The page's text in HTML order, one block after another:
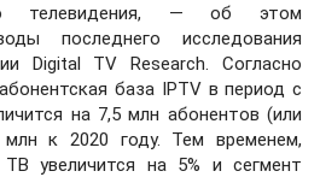
телевидения, — об этом
последнего исследования
Digital TV Research. Согласно
база IPTV в период с
на 7,5 млн абонентов (или
к 2020 году. Тем временем,
ТВ увеличится на 5% и сегмент